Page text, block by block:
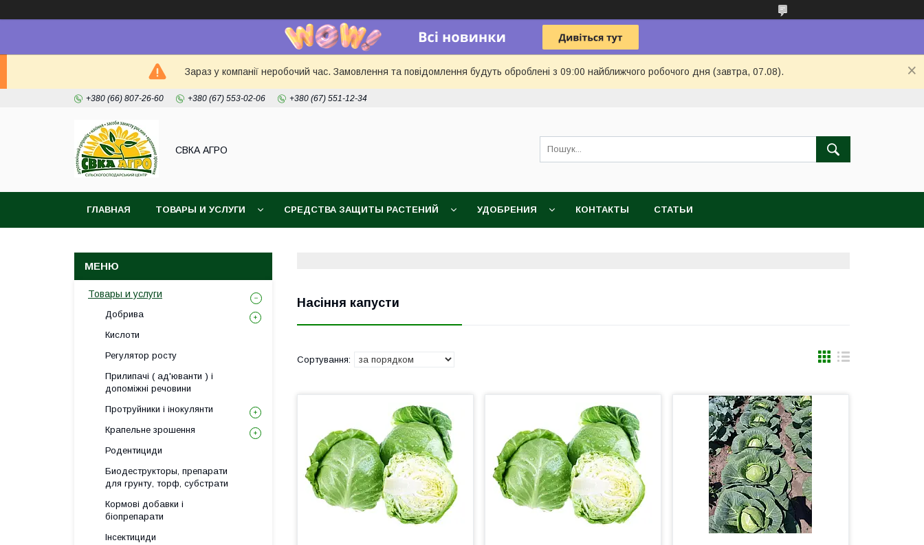
Зараз у компанії неробочий час. Замовлення та повідомлення будуть оброблені з 09:00 найближчого робочого дня (завтра, 07.08).
+380 (66) 807-26-60 +380 (67) 553-02-06 +380 (67) 551-12-34
СВКА АГРО
ГЛАВНАЯ ТОВАРЫ И УСЛУГИ СРЕДСТВА ЗАЩИТЫ РАСТЕНИЙ УДОБРЕНИЯ КОНТАКТЫ СТАТЬИ
Насіння капусти
Товары и услуги
Добрива
Кислоти
Регулятор росту
Прилипачі ( ад'юванти ) і
допоміжні речовини
Протруйники і інокулянти
Крапельне зрошення
Родентициди
Биодеструкторы, препарати
для грунту, торф, субстрати
Кормові добавки і
біопрепарати
Інсектициди